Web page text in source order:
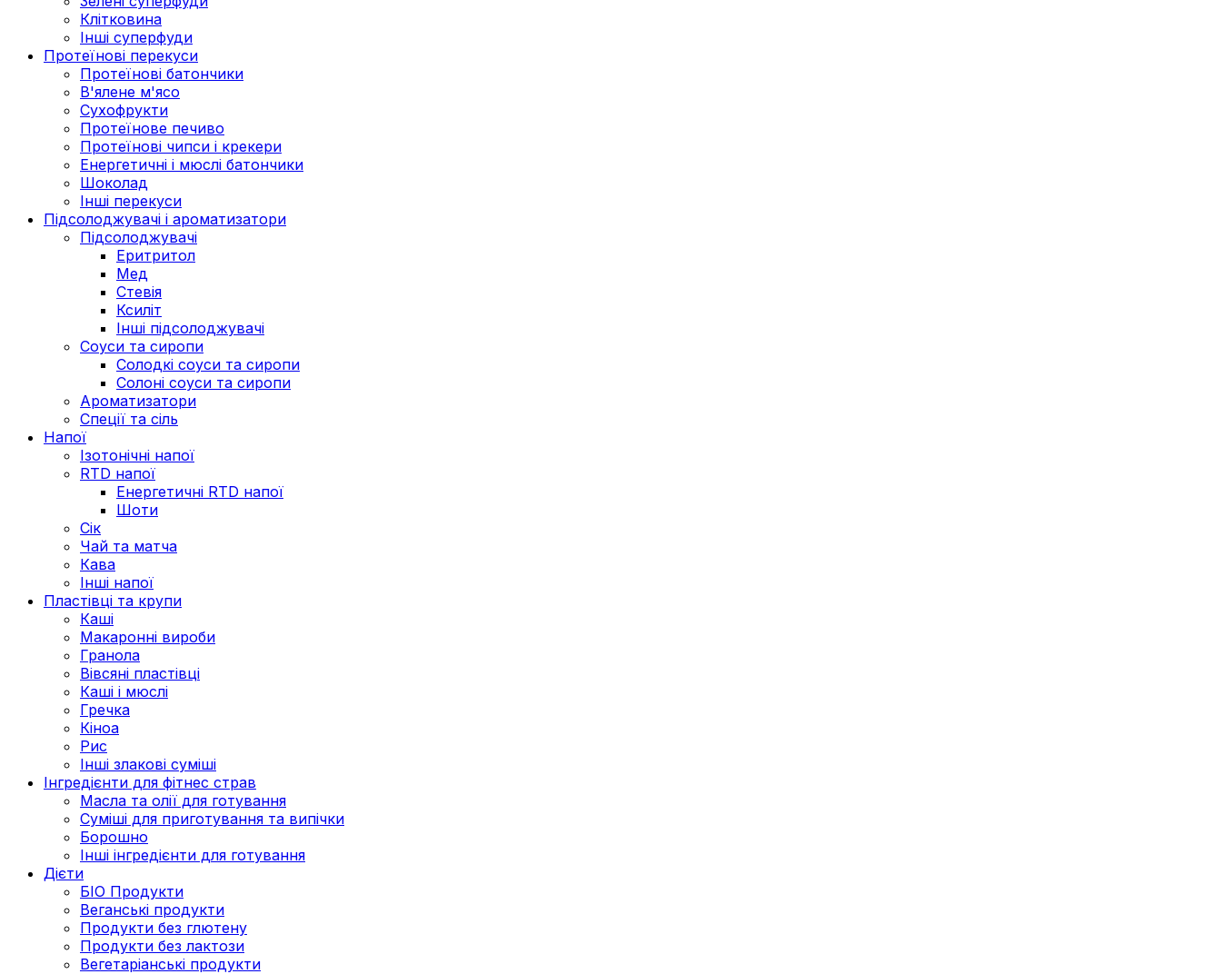
Клітковина
Інші суперфуди
Протеїнові перекуси
Протеїнові батончики
В'ялене м'ясо
Сухофрукти
Протеїнове печиво
Протеїнові чипси і крекери
Енергетичні і мюслі батончики
Шоколад
Інші перекуси
Підсолоджувачі і ароматизатори
Підсолоджувачі
Еритритол
Мед
Стевія
Ксиліт
Інші підсолоджувачі
Соуси та сиропи
Солодкі соуси та сиропи
Солоні соуси та сиропи
Ароматизатори
Спеції та сіль
Напої
Ізотонічні напої
RTD напої
Енергетичні RTD напої
Шоти
Сік
Чай та матча
Кава
Інші напої
Пластівці та крупи
Каші
Макаронні вироби
Гранола
Вівсяні пластівці
Каші і мюслі
Гречка
Кіноа
Рис
Інші злакові суміші
Інгредієнти для фітнес страв
Масла та олії для готування
Суміші для приготування та випічки
Борошно
Інші інгредієнти для готування
Дієти
БІО Продукти
Веганські продукти
Продукти без глютену
Продукти без лактози
Вегетаріанські продукти